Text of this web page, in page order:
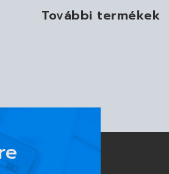
További termékek